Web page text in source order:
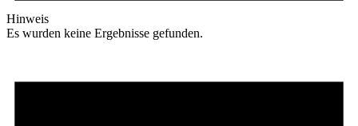
Hinweis
Es wurden keine Ergebnisse gefunden.